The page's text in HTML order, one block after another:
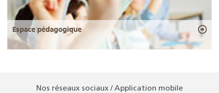
Espace pédagogique
Nos réseaux sociaux / Application mobile